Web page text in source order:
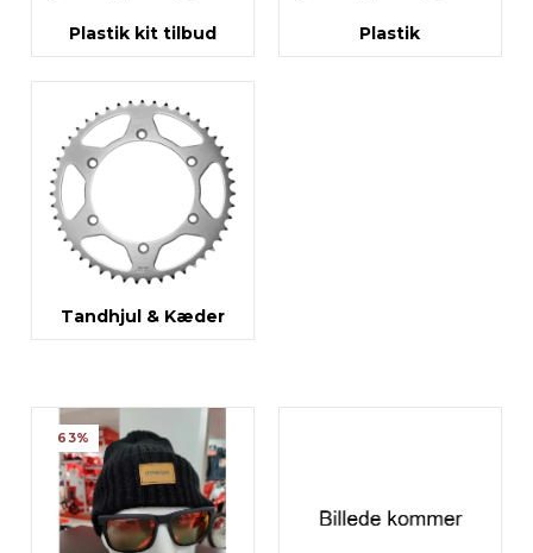
Plastik kit tilbud Plastik
Tandhjul & Kæder
63%